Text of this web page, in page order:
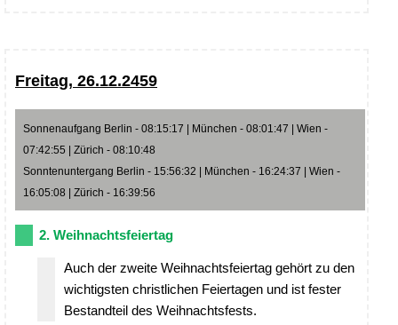
Freitag, 26.12.2459
Sonnenaufgang Berlin - 08:15:17 | München - 08:01:47 | Wien -
07:42:55 | Zürich - 08:10:48
Sonntenuntergang Berlin - 15:56:32 | München - 16:24:37 | Wien -
16:05:08 | Zürich - 16:39:56
2. Weihnachtsfeiertag
Auch der zweite Weihnachtsfeiertag gehört zu den
wichtigsten christlichen Feiertagen und ist fester
Bestandteil des Weihnachtsfests.